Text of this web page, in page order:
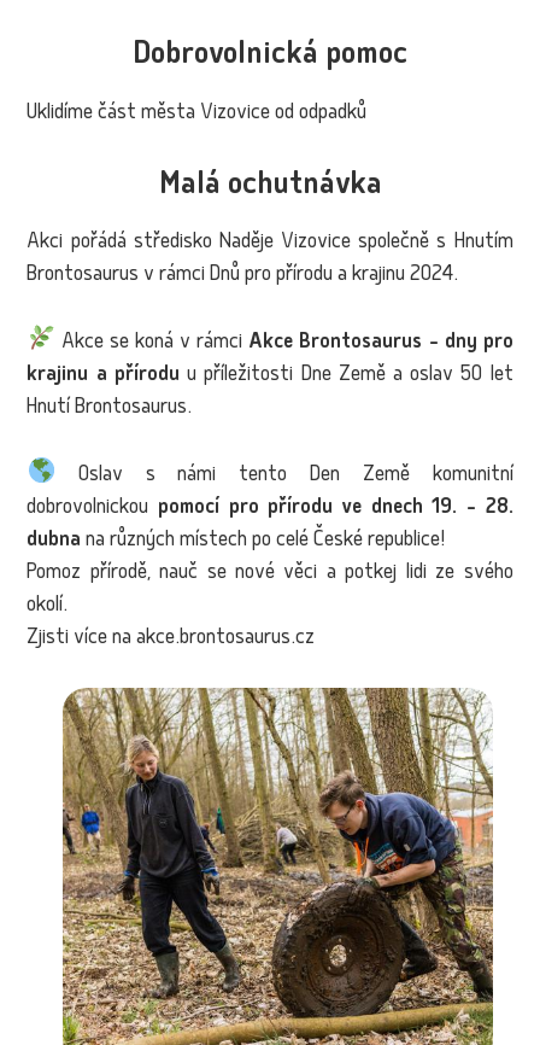
Dobrovolnická pomoc
Uklidíme část města Vizovice od odpadků
Malá ochutnávka
Akci pořádá středisko Naděje Vizovice společně s Hnutím
Brontosaurus v rámci Dnů pro přírodu a krajinu 2024.
Akce se koná v rámci Akce Brontosaurus - dny pro
krajinu a přírodu u příležitosti Dne Země a oslav 50 let
Hnutí Brontosaurus.
Oslav s námi tento Den Země komunitní
dobrovolnickou pomocí pro přírodu ve dnech 19. - 28.
dubnana různých místech po celé České republice!
Pomoz přírodě, nauč se nové věci a potkej lidi ze svého
okolí.
Zjisti více na akce.brontosaurus.cz